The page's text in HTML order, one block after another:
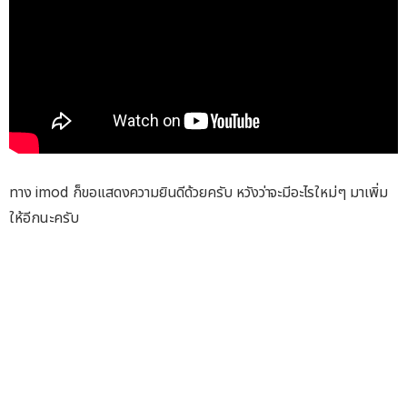
ทาง imod ก็ขอแสดงความยินดีด้วยครับ หวังว่าจะมีอะไรใหม่ๆ มาเพิ่ม
ให้อีกนะครับ